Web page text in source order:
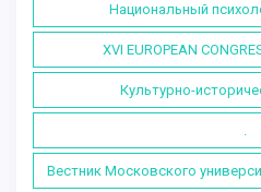
Национальный
XVI EUROPEAN
Культурно-
.
Вестник Московского